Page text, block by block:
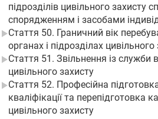
підрозділів цивільного захисту
спорядженням і засобами
Стаття 50. Граничний вік
органах і підрозділах цивільного
Стаття 51. Звільнення із служби
цивільного захисту
Стаття 52. Професійна
кваліфікації та перепідготовка
цивільного захисту